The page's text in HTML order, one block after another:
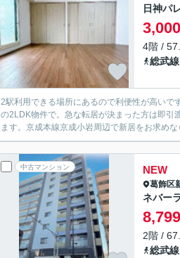
日神パ
3,000
4階 /
総武線
2駅利用できる場所にあるので利便性が高いで
の2LDK物件で。急な転居が決まった方は即引
ます。京成本線京成小岩周辺で新居をお求め
中古マンション NEW
葛飾区
ネバー
8,799
2階 /
総武線